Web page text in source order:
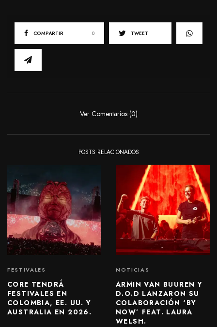
COMPARTIR 0 TWEET
Ver Comentarios (0)
POSTS RELACIONADOS
FESTIVALES
CORE TENDRÁ
FESTIVALES EN
COLOMBIA, EE. UU. Y
AUSTRALIA EN 2026.
NOTICIAS
ARMIN VAN BUUREN Y
D.O.D LANZARON SU
COLABORACIÓN ‘BY
NOW’ FEAT. LAURA
WELSH.